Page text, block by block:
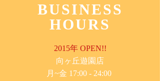
BUSINESS
HOURS
2015年 OPEN!!
​向ヶ丘遊園店
月~金 17:00 - 24:00